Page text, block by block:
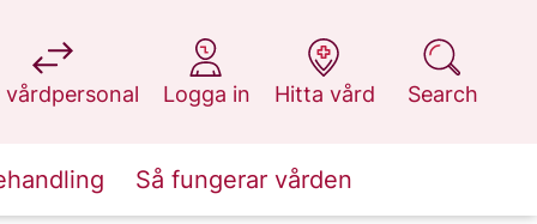
vårdpersonal
at 1177.se
Logga in
at 1177.se
Hitta vård
at 1177.se
Search
at 1177.se
Så fungerar vården